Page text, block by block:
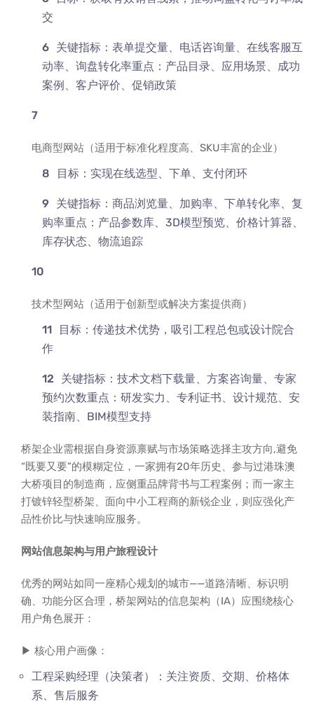
交
关键指标：表单提交量、电话咨询量、在线客服互
动率、询盘转化率重点：产品目录、应用场景、成功
案例、客户评价、促销政策
电商型网站（适用于标准化程度高、SKU丰富的企业）
目标：实现在线选型、下单、支付闭环
关键指标：商品浏览量、加购率、下单转化率、复
购率重点：产品参数库、3D模型预览、价格计算器、
库存状态、物流追踪
技术型网站（适用于创新型或解决方案提供商）
目标：传递技术优势，吸引工程总包或设计院合
作
关键指标：技术文档下载量、方案咨询量、专家
预约次数重点：研发实力、专利证书、设计规范、安
装指南、BIM模型支持
桥架企业需根据自身资源禀赋与市场策略选择主攻方向,避免
“既要又要”的模糊定位，一家拥有20年历史、参与过港珠澳
大桥项目的制造商，应侧重品牌背书与工程案例；而一家主
打镀锌轻型桥架、面向中小工程商的新锐企业，则应强化产
品性价比与快速响应服务。
网站信息架构与用户旅程设计
优秀的网站如同一座精心规划的城市——道路清晰、标识明
确、功能分区合理，桥架网站的信息架构（IA）应围绕核心
用户角色展开：
▶ 核心用户画像：
工程采购经理（决策者）：关注资质、交期、价格体
系、售后服务